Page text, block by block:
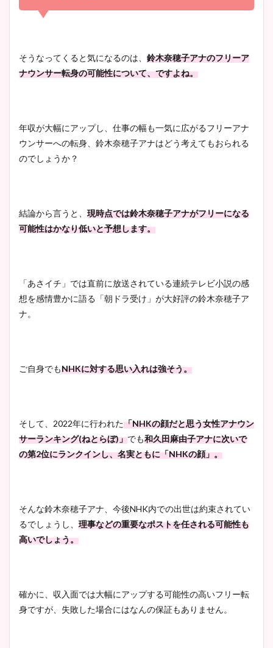
池谷実悠アナのメガネ画像が
かわいい！カップや水着姿も
wikiプロフもチェック！
プ画像まとめ！同期や実家に
wikiプロフも！
ニット衣装まとめ！美足の筋
肉も凄い！
鈴木唯の太ってた時の体重が
ヤバすぎww原因や痩せたダ
豊島実季アナのカップ画像ま
そうなってくると気になるのは、 鈴木奈穂子アナのフリーア
ナウンサー転身の可能性について、ですよね。
年収が大幅にアップし、仕事の幅も一気に広がるフリーアナ
ウンサーへの転身、鈴木奈穂子アナはどう考えてもおられる
のでしょうか？
結論から言うと、 現時点では鈴木奈穂子アナがフリーになる
可能性はかなり低いと予想します。
「あさイチ」では直前に放送されている連続テレビ小説の感
想を感情豊かに語る「朝ドラ受け」が大好評の鈴木奈穂子ア
ナ。
ご自身でもNHKに対する思い入れは強そう。
そして、 2022年に行われた「NHKの顔だと思う女性アナウン
サーランキング(ねとらぼ)」でも和久田麻由子アナに次いで
の第2位にランクインし、名実ともに「NHKの顔」。
そんな鈴木奈穂子アナ、今後NHK内での出世は約束されてい
るでしょうし、 理事などの重要なポストを任される可能性も
高いでしょう。
確かに、収入面では大幅にアップする可能性の高いフリー転
身ですが、失敗した場合にはなんの保証もありません。